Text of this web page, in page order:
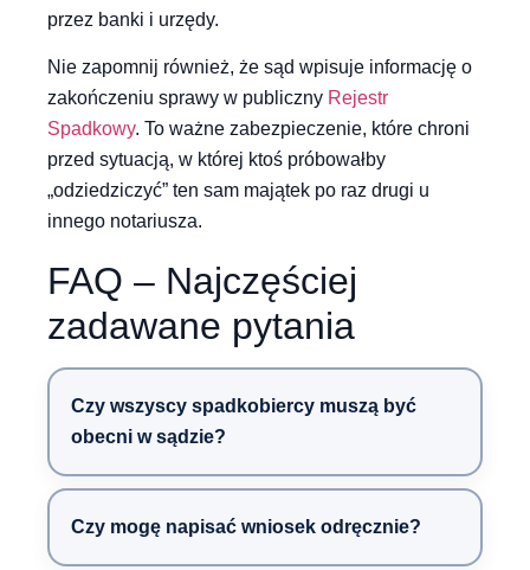
przez banki i urzędy.
Nie zapomnij również, że sąd wpisuje informację o
zakończeniu sprawy w publiczny Rejestr
Spadkowy. To ważne zabezpieczenie, które chroni
przed sytuacją, w której ktoś próbowałby
„odziedziczyć” ten sam majątek po raz drugi u
innego notariusza.
FAQ – Najczęściej
zadawane pytania
Czy wszyscy spadkobiercy muszą być
obecni w sądzie?
Czy mogę napisać wniosek odręcznie?